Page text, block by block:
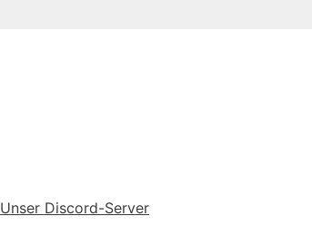
Unser Discord-Server